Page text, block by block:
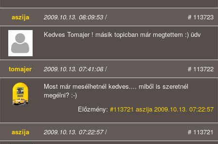
aszija 2009.10.13. 08:09:53 /
# 113723
Kedves Tomajer ! másik topicban már megtettem :) üdv
tomajer 2009.10.13. 07:41:08 /
# 113722
Most már mesélhetnél kedves.... miből is szeretnél
megélni? :-)
Előzmény: #113721 aszija 2009.10.13. 07:22:57
aszija 2009.10.13. 07:22:57/
# 113721